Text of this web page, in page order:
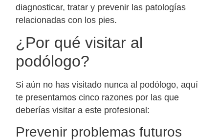
diagnosticar, tratar y prevenir las patologías
relacionadas con los pies.
¿Por qué visitar al
podólogo?
Si aún no has visitado nunca al podólogo, aquí
te presentamos cinco razones por las que
deberías visitar a este profesional:
Prevenir problemas futuros